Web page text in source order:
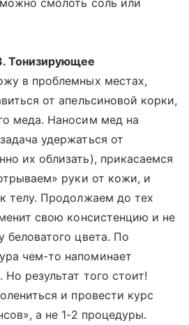
смолоть соль или
Тонизирующее
в проблемных местах,
от апельсиновой корки,
меда. Наносим мед на
удержаться от
их облизать), прикасаемся
руки от кожи, и
телу. Продолжаем до тех
свою консистенцию и не
беловатого цвета. По
чем-то напоминает
Но результат того стоит!
и провести курс
а не 1-2 процедуры.